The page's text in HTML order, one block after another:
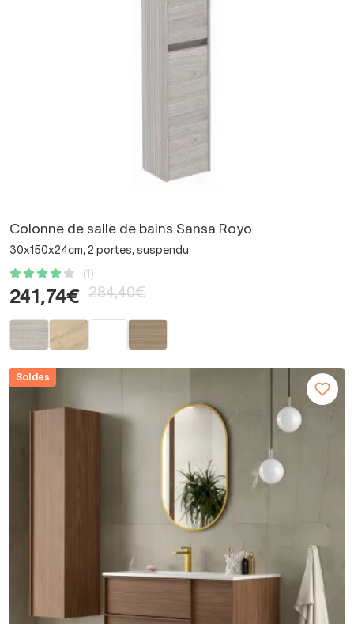
Colonne de salle de bains Sansa Royo
30x150x24cm, 2 portes, suspendu
(1)
241,74€ 284,40€
Soldes